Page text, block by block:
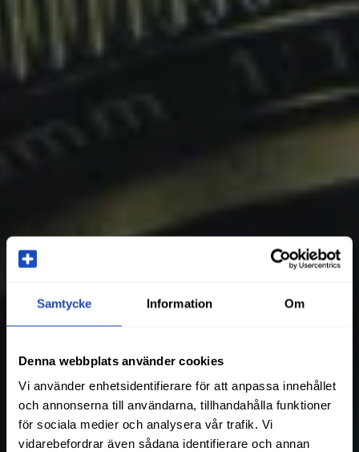
Samtycke Information Om
Denna webbplats använder cookies
Vi använder enhetsidentifierare för att anpassa innehållet
och annonserna till användarna, tillhandahålla funktioner
för sociala medier och analysera vår trafik. Vi
vidarebefordrar även sådana identifierare och annan